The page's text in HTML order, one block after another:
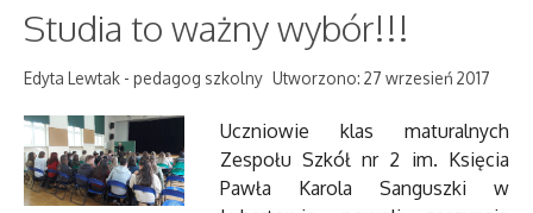
Studia to ważny wybór!!!
Edyta Lewtak - pedagog szkolny Utworzono: 27 wrzesień 2017
Uczniowie klas maturalnych
Zespołu Szkół nr 2 im. Księcia
Pawła Karola Sanguszki w